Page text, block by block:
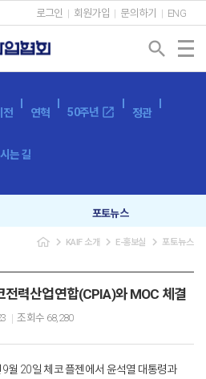
로그인 회원가입 문의하기 ENG
search
전 연혁 50주년 open_in_new 정관
는 길
포토뉴스
이벤트
navigate_next KAIF 소개 navigate_next E-홍보실 navigate_next 포토뉴스
전력산업연합(CPIA)와 MOC 체결
조회수 68,280
월 20일 체코 플젠에서 윤석열 대통령과